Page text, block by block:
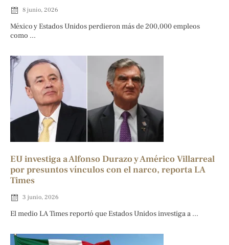
8 junio, 2026
México y Estados Unidos perdieron más de 200,000 empleos
como ...
EU investiga a Alfonso Durazo y Américo Villarreal
por presuntos vínculos con el narco, reporta LA
Times
3 junio, 2026
El medio LA Times reportó que Estados Unidos investiga a ...